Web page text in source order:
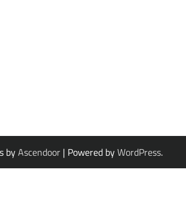
byAscendoor| Powered byWordPress.